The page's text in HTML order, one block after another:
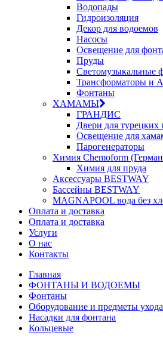
Водопады
Гидроизоляция
Декор для водоемов
Насосы
Освещение для
Пруды
Светомузыкальные
Трансформаторы и
Фонтаны
ХАМАМЫ
ГРАНДИС
Двери для турецких
Освещение для
Парогенераторы
Химия Chemoform
Химия для пруда
Аксессуары BESTWAY
Бассейны BESTWAY
MAGNAPOOL вода без
Оплата и доставка
Оплата и доставка
Услуги
О нас
Контакты
Главная
ФОНТАНЫ И ВОДОЕМЫ
Фонтаны
Оборудование и предметы
Насадки для фонтана
Кольцевые